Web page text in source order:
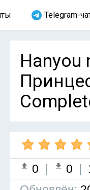
Telegram-
Hanyou
0 | 0 |